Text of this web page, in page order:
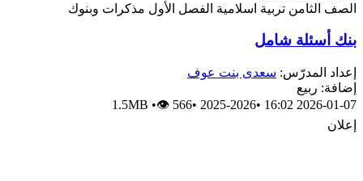
الصف الثامن تربية اسلامية الفصل الأول مذكرات وبنوك
بنك أسئلة شامل
إعداد المدرّس:سعدى بنت عوف
إضافة: ربيع
2026-01-07 16:02
•
2025-2026
•
1.5MB •👁 566
إعلان